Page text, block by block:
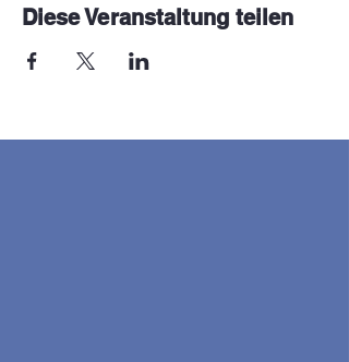
Diese Veranstaltung teilen